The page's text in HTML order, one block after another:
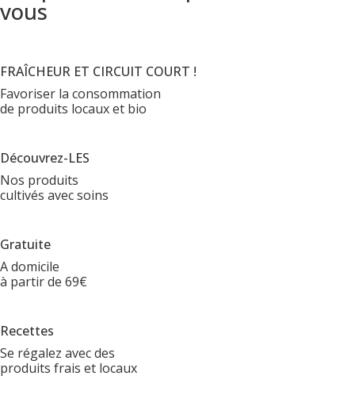
vous
FRAÎCHEUR ET CIRCUIT COURT !
Favoriser la consommation
de produits locaux et bio
Découvrez-LES
Nos produits
cultivés avec soins
Gratuite
A domicile
à partir de 69€
Recettes
Se régalez avec des
produits frais et locaux